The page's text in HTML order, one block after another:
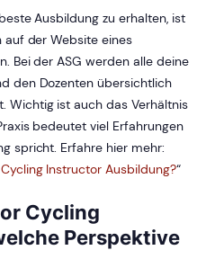
Ausbildung zu erhalten, ist
auf der Website eines
Bei der ASG werden alle deine
den Dozenten übersichtlich
Wichtig ist auch das Verhältnis
bedeutet viel Erfahrungen
spricht. Erfahre hier mehr:
Instructor Ausbildung?“
Cycling
Perspektive